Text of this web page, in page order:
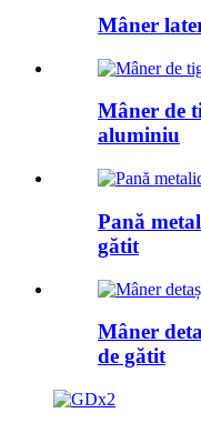
Mâner
Mâner de
aluminiu
Pană
gătit
Mâner
de gătit